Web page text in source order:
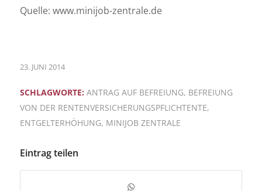
Quelle: www.minijob-zentrale.de
23. JUNI 2014
SCHLAGWORTE: ANTRAG AUF BEFREIUNG, BEFREIUNG
VON DER RENTENVERSICHERUNGSPFLICHTENTE,
ENTGELTERHÖHUNG, MINIJOB ZENTRALE
Eintrag teilen